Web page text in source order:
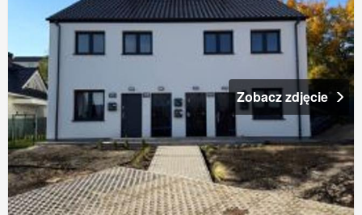
Zobacz zdjęcie